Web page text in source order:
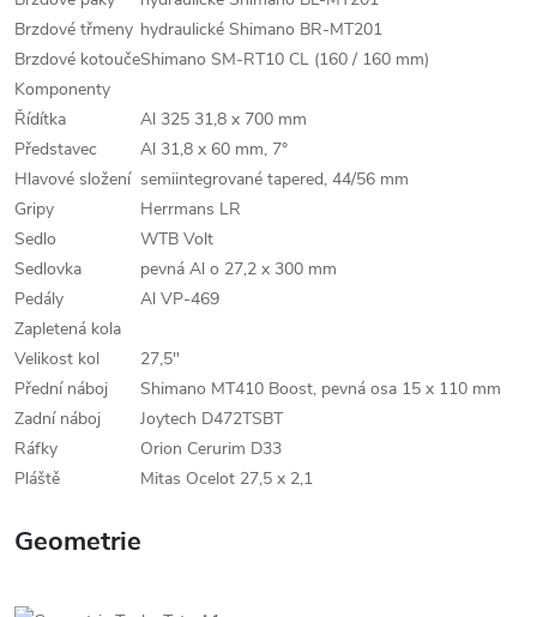
Brzdové třmeny hydraulické Shimano BR-MT201
Brzdové kotoučeShimano SM-RT10 CL (160 / 160 mm)
Komponenty
Řídítka
Al 325 31,8 x 700 mm
Představec
Al 31,8 x 60 mm, 7°
Hlavové složení semiintegrované tapered, 44/56 mm
Gripy
Herrmans LR
Sedlo
WTB Volt
Sedlovka
pevná Al o 27,2 x 300 mm
Pedály
Al VP-469
Zapletená kola
Velikost kol
27,5"
Přední náboj
Shimano MT410 Boost, pevná osa 15 x 110 mm
Zadní náboj
Joytech D472TSBT
Ráfky
Orion Cerurim D33
Pláště
Mitas Ocelot 27,5 x 2,1
Geometrie